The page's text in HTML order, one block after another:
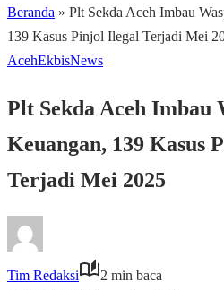
Beranda » Plt Sekda Aceh Imbau
139 Kasus Pinjol Ilegal Terjadi Mei
AcehEkbisNews
Plt Sekda Aceh Imbau
Keuangan, 139 Kasus
Terjadi Mei 2025
Tim Redaksi
2 min baca